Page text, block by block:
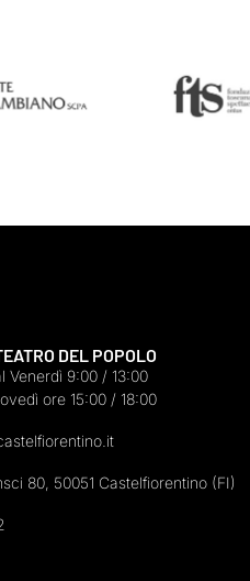
DEL POPOLO
Venerdì 9:00 / 13:00
ore 15:00 / 18:00
80, 50051 Castelfiorentino (FI)